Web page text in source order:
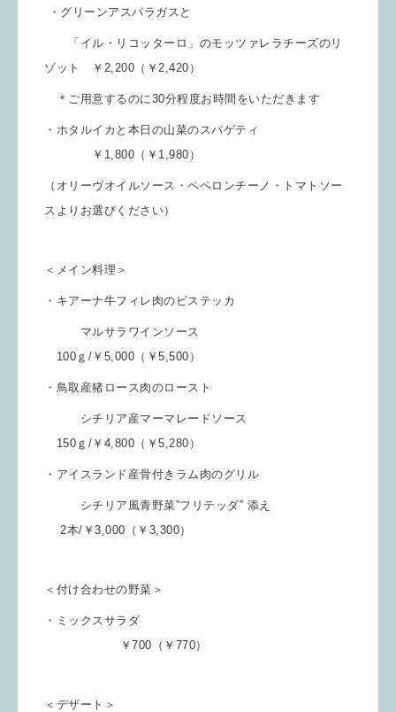
・グリーンアスパラガスと
「イル・リコッターロ」のモッツァレラチーズのリ
ゾット ￥2,200（￥2,420）
＊ご用意するのに30分程度お時間をいただきます
・ホタルイカと本日の山菜のスパゲティ
￥1,800（￥1,980）
（オリーヴオイルソース・ペペロンチーノ・トマトソー
スよりお選びください）
＜メイン料理 ＞
・キアーナ牛フィレ肉のビステッカ
マルサラワインソース
100ｇ/￥5,000（￥5,500）
・鳥取産猪ロース肉のロースト
シチリア産マーマレードソース
150ｇ/￥4,800（￥5,280）
・アイスランド産骨付きラム肉のグリル
シチリア風青野菜”フリテッダ” 添え
2本/￥3,000（￥3,300）
＜付け合わせの野菜＞
・ミックスサラダ
￥700（￥770）
＜デザート＞